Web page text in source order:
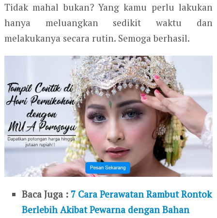
Tidak mahal bukan? Yang kamu perlu lakukan
hanya meluangkan sedikit waktu dan
melakukanya secara rutin. Semoga berhasil.
Baca Juga : 7 Cara Perawatan Rambut Rontok
Berlebih Akibat Pewarna dengan Bahan